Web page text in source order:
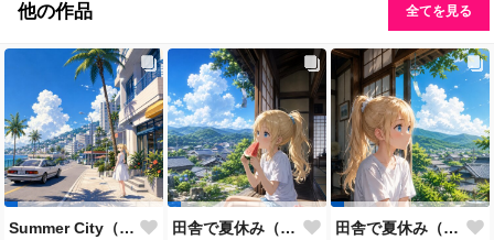
他の作品 全てを見る
Summer City（daytime） 田舎で夏休み（その２） 田舎で夏休み（その１）